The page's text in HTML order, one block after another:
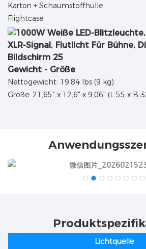
Karton + Schaumstoffhülle
Flightcase
Gewicht - Größe
Nettogewicht: 19,84 lbs (9 kg)
Größe: 21,65" x 12,6" x 9,06" (L 55 x B
Lichtquelle